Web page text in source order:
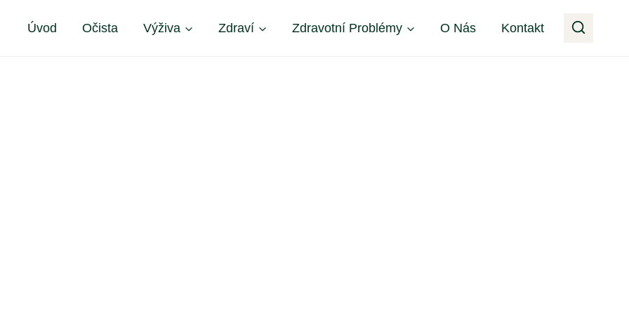
Úvod Očista Výživa Zdraví Zdravotní Problémy O Nás Kontakt